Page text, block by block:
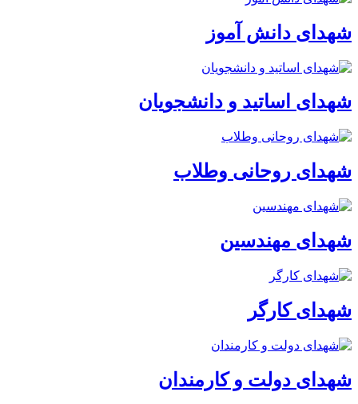
شهدای دانش آموز
شهدای اساتید و دانشجویان
شهدای روحانی وطلاب
شهدای مهندسین
شهدای کارگر
شهدای دولت و کارمندان